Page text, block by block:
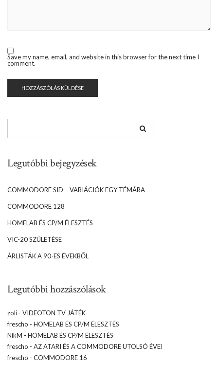
Save my name, email, and website in this browser for the next time I
comment.
Legutóbbi bejegyzések
COMMODORE SID – VARIÁCIÓK EGY TÉMÁRA
COMMODORE 128
HOMELAB ÉS CP/M ÉLESZTÉS
VIC-20 SZÜLETÉSE
ÁRLISTÁK A 90-ES ÉVEKBŐL
Legutóbbi hozzászólások
zoli - VIDEOTON TV JÁTÉK
frescho - HOMELAB ÉS CP/M ÉLESZTÉS
NikM - HOMELAB ÉS CP/M ÉLESZTÉS
frescho - AZ ATARI ÉS A COMMODORE UTOLSÓ ÉVEI
frescho - COMMODORE 16